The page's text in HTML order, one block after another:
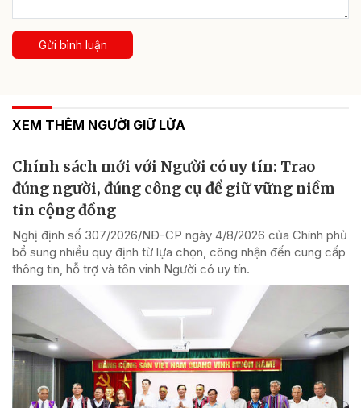
Gửi bình luận
XEM THÊM NGƯỜI GIỮ LỬA
Chính sách mới với Người có uy tín: Trao
đúng người, đúng công cụ để giữ vững niềm
tin cộng đồng
Nghị định số 307/2026/NĐ-CP ngày 4/8/2026 của Chính phủ
bổ sung nhiều quy định từ lựa chọn, công nhận đến cung cấp
thông tin, hỗ trợ và tôn vinh Người có uy tín.